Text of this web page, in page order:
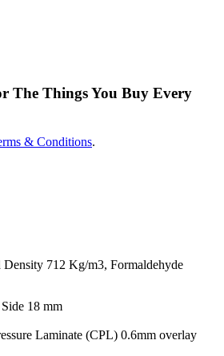
The Things You Buy Every
& Conditions.
Density 712 Kg/m3, Formaldehyde
18 mm
Laminate (CPL) 0.6mm overlay